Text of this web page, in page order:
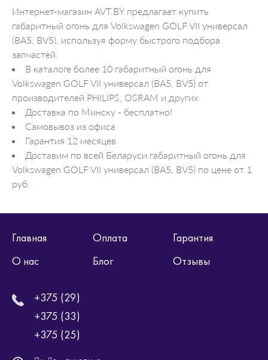
Интернет-магазин AVT.BY предлагает купить
габаритный огонь для Volkswagen GOLF VII универсал
(BA5, BV5), используя форму быстрого подбора
запчастей.
В каталоге более 10 габаритный огонь для
Volkswagen GOLF VII универсал (BA5, BV5) от
производителей PHILIPS, OSRAM и других
Доставка по Минску - бесплатно!
Самовывоз из офиса
Гарантия 12 месяцев
Доставим по всей Беларуси габаритный огонь для
Volkswagen GOLF VII универсал (BA5, BV5) по цене от 1
руб.
Главная Оплата
Гарантия
О нас
Блог Отзывы
+375 (29)
+375 (33)
+375 (25)